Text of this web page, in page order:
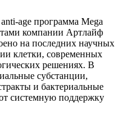
age программа Mega
компании Артлайф
на последних научных
клетки, современных
решениях. В
субстанции,
и бактериальные
системную поддержку